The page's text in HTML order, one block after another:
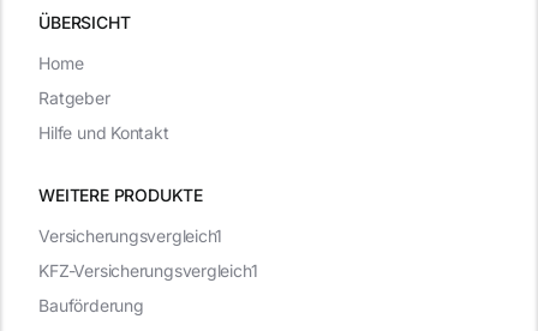
ÜBERSICHT
WEITERE PRODUKTE
Versicherungsvergleich1
KFZ-Versicherungsvergleich1
Bauförderung
Home
Ratgeber
Hilfe und Kontakt